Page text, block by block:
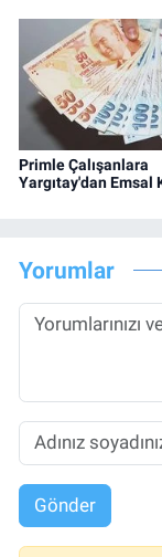
Primle Çalışanlara
Yargıtay'dan Emsal
Yorumlar
Gönder